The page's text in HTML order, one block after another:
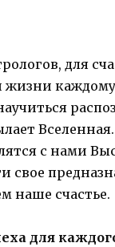
для
каждому
с нами
свое
наше счастье.
для